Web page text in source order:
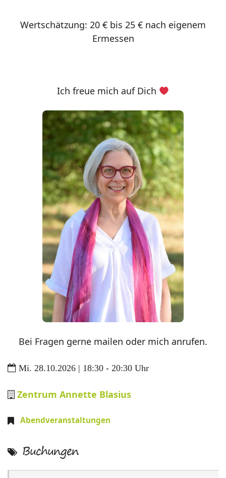
Wertschätzung: 20 € bis 25 € nach eigenem
Ermessen
Ich freue mich auf Dich
Bei Fragen gerne mailen oder mich anrufen.
Mi. 28.10.2026 | 18:30 - 20:30 Uhr
Zentrum Annette Blasius
Abendveranstaltungen
Buchungen